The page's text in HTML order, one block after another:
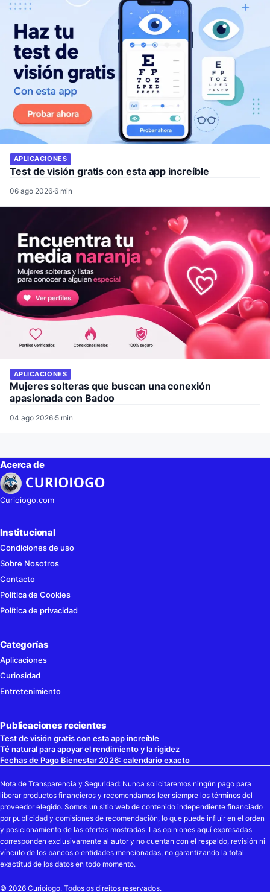
APLICACIONES
Test de visión gratis con esta app increíble
06 ago 2026·6 min
APLICACIONES
Mujeres solteras que buscan una conexión
apasionada con Badoo
04 ago 2026·5 min
Acerca de
Curioiogo.com
Institucional
Condiciones de uso
Sobre Nosotros
Contacto
Política de Cookies
Política de privacidad
Categorías
Aplicaciones
Curiosidad
Entretenimiento
Publicaciones recientes
Test de visión gratis con esta app increíble
Té natural para apoyar el rendimiento y la rigidez
Fechas de Pago Bienestar 2026: calendario exacto
Nota de Transparencia y Seguridad: Nunca solicitaremos ningún pago para
liberar productos financieros y recomendamos leer siempre los términos del
proveedor elegido. Somos un sitio web de contenido independiente financiado
por publicidad y comisiones de recomendación, lo que puede influir en el orden
y posicionamiento de las ofertas mostradas. Las opiniones aquí expresadas
corresponden exclusivamente al autor y no cuentan con el respaldo, revisión ni
vínculo de los bancos o entidades mencionadas, no garantizando la total
exactitud de los datos en todo momento.
© 2026 Curioiogo. Todos os direitos reservados.